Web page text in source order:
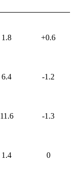
1.8 +0.6
6.4 -1.2
11.6 -1.3
1.4 0